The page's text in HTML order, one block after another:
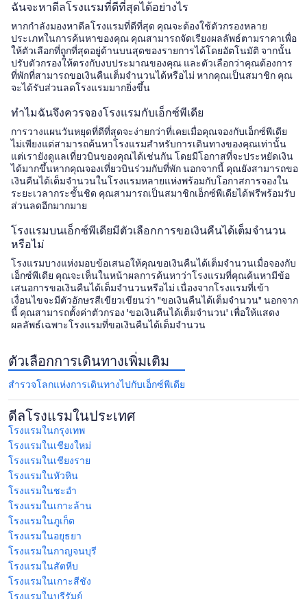
ฉันจะหาดีลโรงแรมที่ดีที่สุดได้อย่างไร
หากกำลังมองหาดีลโรงแรมที่ดีที่สุด คุณจะต้องใช้ตัวกรองหลาย
ประเภทในการค้นหาของคุณ คุณสามารถจัดเรียงผลลัพธ์ตามราคาเพื่อ
ให้ตัวเลือกที่ถูกที่สุดอยู่ด้านบนสุดของรายการได้โดยอัตโนมัติ จากนั้น
ปรับตัวกรองให้ตรงกับงบประมาณของคุณ และตัวเลือกว่าคุณต้องการ
ที่พักที่สามารถขอเงินคืนเต็มจำนวนได้หรือไม่ หากคุณเป็นสมาชิก คุณ
จะได้รับส่วนลดโรงแรมมากยิ่งขึ้น
ทำไมฉันจึงควรจองโรงแรมกับเอ็กซ์พีเดีย
การวางแผนวันหยุดที่ดีที่สุดจะง่ายกว่าที่เคยเมื่อคุณจองกับเอ็กซ์พีเดีย
ไม่เพียงแต่สามารถค้นหาโรงแรมสำหรับการเดินทางของคุณเท่านั้น
แต่เรายังดูแลเที่ยวบินของคุณได้เช่นกัน โดยมีโอกาสที่จะประหยัดเงิน
ได้มากขึ้นหากคุณจองเที่ยวบินร่วมกับที่พัก นอกจากนี้ คุณยังสามารถขอ
เงินคืนได้เต็มจำนวนในโรงแรมหลายแห่งพร้อมกับโอกาสการจองใน
ระยะเวลากระชั้นชิด คุณสามารถเป็นสมาชิกเอ็กซ์พีเดียได้ฟรีพร้อมรับ
ส่วนลดอีกมากมาย
โรงแรมบนเอ็กซ์พีเดียมีตัวเลือกการขอเงินคืนได้เต็มจำนวน
หรือไม่
โรงแรมบางแห่งมอบข้อเสนอให้คุณขอเงินคืนได้เต็มจำนวนเมื่อจองกับ
เอ็กซ์พีเดีย คุณจะเห็นในหน้าผลการค้นหาว่าโรงแรมที่คุณค้นหามีข้อ
เสนอการขอเงินคืนได้เต็มจำนวนหรือไม่ เนื่องจากโรงแรมที่เข้า
เงื่อนไขจะมีตัวอักษรสีเขียวเขียนว่า "ขอเงินคืนได้เต็มจำนวน" นอกจาก
นี้ คุณสามารถตั้งค่าตัวกรอง 'ขอเงินคืนได้เต็มจำนวน' เพื่อให้แสดง
ผลลัพธ์เฉพาะโรงแรมที่ขอเงินคืนได้เต็มจำนวน
ตัวเลือกการเดินทางเพิ่มเติม
สำรวจโลกแห่งการเดินทางไปกับเอ็กซ์พีเดีย
ดีลโรงแรมในประเทศ
โรงแรมในกรุงเทพ
โรงแรมในเชียงใหม่
โรงแรมในเชียงราย
โรงแรมในหัวหิน
โรงแรมในชะอํา
โรงแรมในเกาะล้าน
โรงแรมในภูเก็ต
โรงแรมในอยุธยา
โรงแรมในกาญจนบุรี
โรงแรมในสัตหีบ
โรงแรมในเกาะสีชัง
โรงแรมในบุรีรัมย์